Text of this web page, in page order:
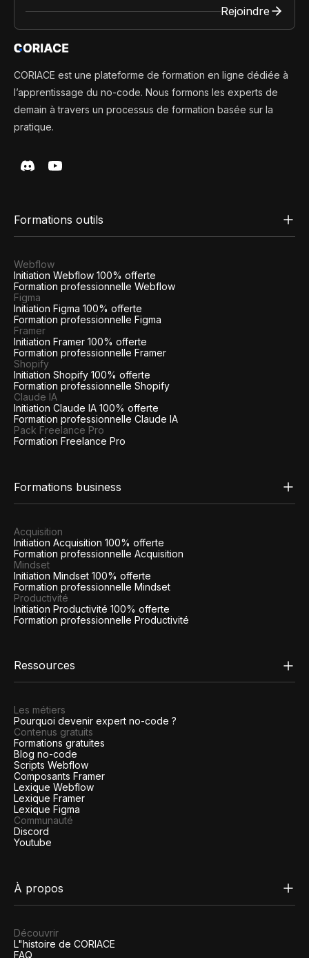
Rejoindre
CORIACE est une plateforme de formation en ligne dédiée à
l’apprentissage du no-code. Nous formons les experts de
demain à travers un processus de formation basée sur la
pratique.
Formations outils
Webflow
Initiation Webflow 100% offerte
Formation professionnelle Webflow
Figma
Initiation Figma 100% offerte
Formation professionnelle Figma
Framer
Initiation Framer 100% offerte
Formation professionnelle Framer
Shopify
Initiation Shopify 100% offerte
Formation professionnelle Shopify
Claude IA
Initiation Claude IA 100% offerte
Formation professionnelle Claude IA
Pack Freelance Pro
Formation Freelance Pro
Formations business
Acquisition
Initiation Acquisition 100% offerte
Formation professionnelle Acquisition
Mindset
Initiation Mindset 100% offerte
Formation professionnelle Mindset
Productivité
Initiation Productivité 100% offerte
Formation professionnelle Productivité
Ressources
Les métiers
Pourquoi devenir expert no-code ?
Contenus gratuits
Formations gratuites
Blog no-code
Scripts Webflow
Composants Framer
Lexique Webflow
Lexique Framer
Lexique Figma
Communauté
Discord
Youtube
À propos
Découvrir
L"histoire de CORIACE
FAQ